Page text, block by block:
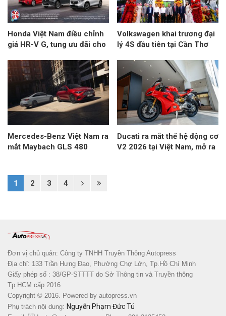
Honda Việt Nam điều chỉnh
giá HR-V G, tung ưu đãi cho
Volkswagen khai trương đại
lý 4S đầu tiên tại Cần Thơ
Mercedes-Benz Việt Nam ra
mắt Maybach GLS 480
Ducati ra mắt thế hệ động cơ
V2 2026 tại Việt Nam, mở ra
1
2 3 4
Đơn vị chủ quản: Công ty TNHH Truyền Thông Autopress
Địa chỉ: 133 Trần Hưng Đạo, Phường Chợ Lớn, Tp.Hồ Chí Minh
Giấy phép số : 38/GP-STTTT do Sở Thông tin và Truyền thông
Tp.HCM cấp 2016
Copyright © 2016. Powered by autopress.vn
Phụ trách nội dung: Nguyễn Phạm Đức Tú